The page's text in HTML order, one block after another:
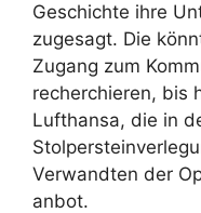
Geschichte ihre
zugesagt. Die
Zugang zum
recherchieren, bis
Lufthansa, die in
Verwandten der
anbot.